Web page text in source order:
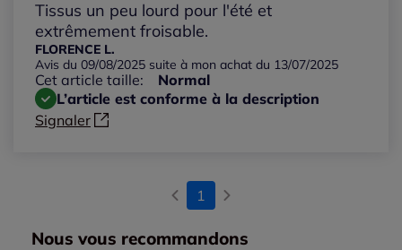
Tissus un peu lourd pour l'été et
extrêmement froisable.
FLORENCE L.
Avis du 09/08/2025 suite à mon achat du 13/07/2025
Cet article taille:
Normal
L’article est conforme à la description
Signaler
1
Nous vous recommandons